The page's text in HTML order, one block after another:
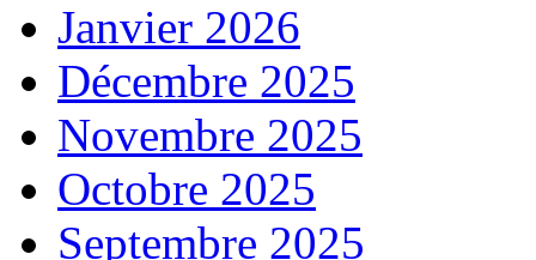
Janvier 2026
Décembre 2025
Novembre 2025
Octobre 2025
Septembre 2025